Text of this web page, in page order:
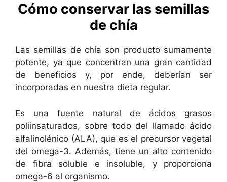
Cómo conservar las semillas
de chía
Las semillas de chía son producto sumamente
potente, ya que concentran una gran cantidad
de beneficios y, por ende, deberían ser
incorporadas en nuestra dieta regular.
Es una fuente natural de ácidos grasos
poliinsaturados, sobre todo del llamado ácido
alfalinolénico (ALA), que es el precursor vegetal
del omega-3. Además, tiene un alto contenido
de fibra soluble e insoluble, y proporciona
omega-6 al organismo.